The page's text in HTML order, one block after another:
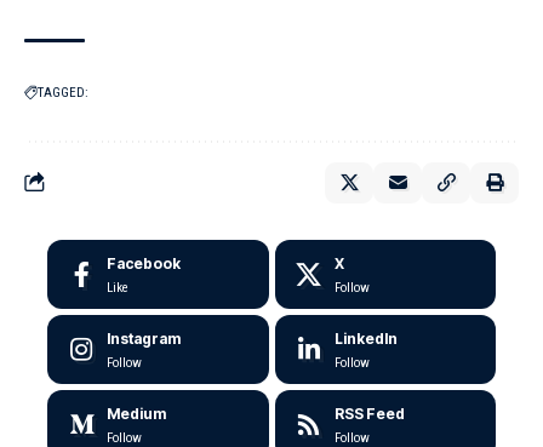
TAGGED:
Facebook
Like
X
Follow
Instagram
Follow
LinkedIn
Follow
Medium
Follow
RSS Feed
Follow